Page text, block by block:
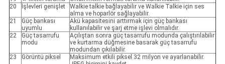
20
İşlevleri genişlet
Walkie talkie bağlayabilir ve Walkie Talkie için ses
alma ve hoparlör sağlayabilir.
21
Güç bankası
uyumlu
Akü kapasitesini arttırmak için güç bankası
kullanılabilir ve şarj etme işlevi olmalıdır.
22
Güç tasarrufu
modu
Açılıştan sonra güç tasarrufu modunda çalıştırılabilir
ve kurtarma düğmesine basarak güç tasarrufu
modundan çıkılabilir.
23
Görüntü piksel
Maksimum etkili piksel 32 milyon ve ayarlanabilir.